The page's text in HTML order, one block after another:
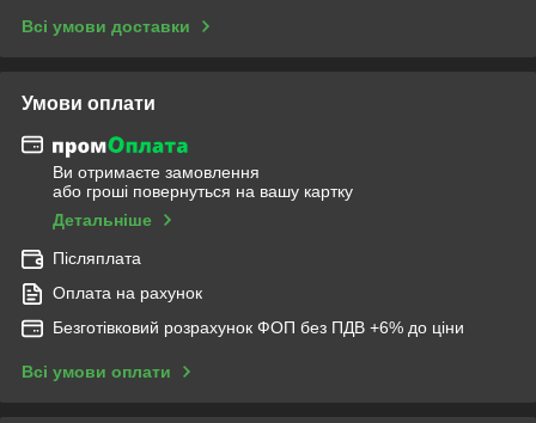
Всі умови доставки
Умови оплати
Ви отримаєте замовлення
або гроші повернуться на вашу картку
Детальніше
Післяплата
Оплата на рахунок
Безготівковий розрахунок ФОП без ПДВ +6% до ціни
Всі умови оплати